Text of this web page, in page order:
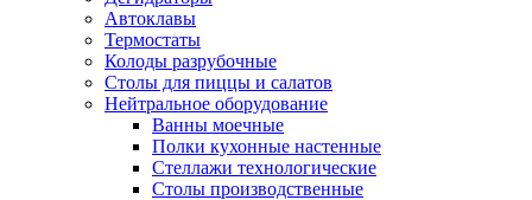
Автоклавы
Термостаты
Колоды разрубочные
Столы для пиццы и салатов
Нейтральное оборудование
Ванны моечные
Полки кухонные настенные
Стеллажи технологические
Столы производственные